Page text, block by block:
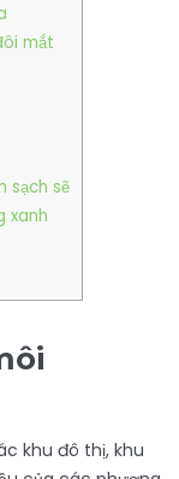
mắt
sạch sẽ
xanh
khu đô thị, khu